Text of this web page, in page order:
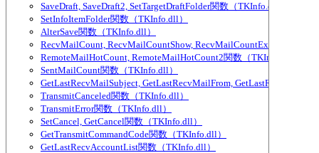
SaveDraft, SaveDraft2, SetTargetDraftFolder関数（TKInfo.dll）
SetInfoItemFolder関数（TKInfo.dll）
AlterSave関数（TKInfo.dll）
RecvMailCount, RecvMailCountShow,
RemoteMailHotCount, RemoteMailHotCount2関数（TKInfo.dll）
SentMailCount関数（TKInfo.dll）
GetLastRecvMailSubject, GetLastRecvMailFrom,
TransmitCanceled関数（TKInfo.dll）
TransmitError関数（TKInfo.dll）
SetCancel, GetCancel関数（TKInfo.dll）
GetTransmitCommandCode関数（TKInfo.dll）
GetLastRecvAccountList関数（TKInfo.dll）